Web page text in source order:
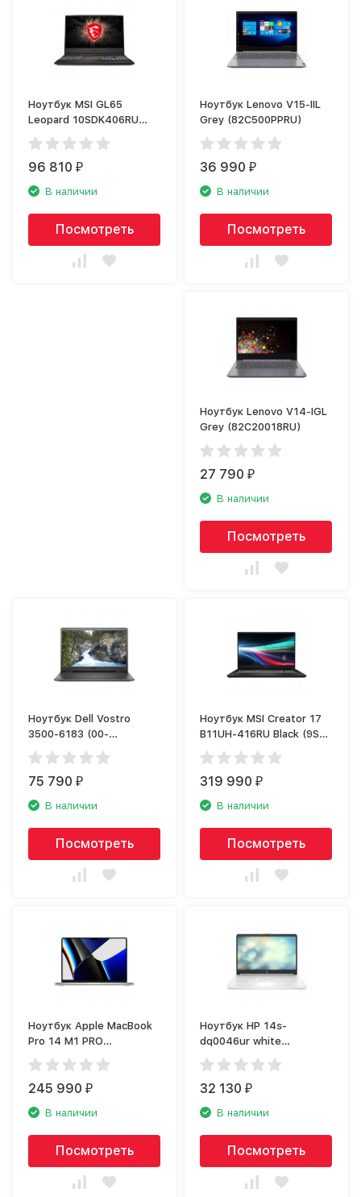
Ноутбук MSI GL65
Leopard 10SDK406RU
MS16U7 (9S7-16U722-
406)
96 810₽
В наличии
Посмотреть
Ноутбук Lenovo V15-IIL
Grey (82C500PPRU)
36 990₽
В наличии
Посмотреть
Ноутбук Lenovo V14-IGL
Grey (82C20018RU)
27 790₽
В наличии
Посмотреть
Ноутбук Dell Vostro
3500-6183 (00-
00051926)
75 790₽
В наличии
Посмотреть
Ноутбук MSI Creator 17
B11UH-416RU Black (9S7-
17M121-416)
319 990₽
В наличии
Посмотреть
Ноутбук Apple MacBook
Pro 14 M1 PRO
серебристый
(MKGT3RU/A)
245 990₽
В наличии
Посмотреть
Ноутбук HP 14s-
dq0046ur white
(3B3L7EA)
32 130₽
В наличии
Посмотреть